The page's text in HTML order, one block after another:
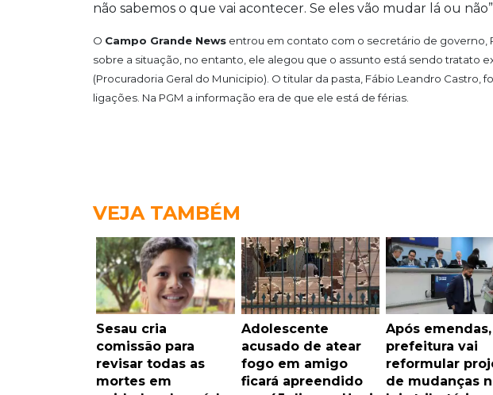
não sabemos o que vai acontecer. Se eles vão mudar lá ou
O Campo Grande News entrou em contato com o secretário de governo,
sobre a situação, no entanto, ele alegou que o assunto está sendo tratato
(Procuradoria Geral do Municipio). O titular da pasta, Fábio Leandro Castro,
ligações. Na PGM a informação era de que ele está de férias.
VEJA TAMBÉM
Sesau cria
comissão para
revisar todas as
mortes em
Adolescente
acusado de atear
fogo em amigo
ficará apreendido
Após emendas,
prefeitura vai
reformular
de mudanças